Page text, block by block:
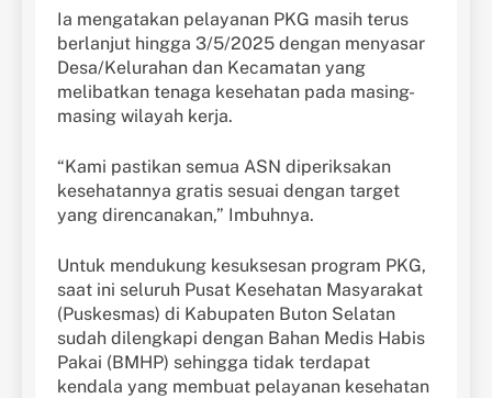
Ia mengatakan pelayanan PKG masih terus
berlanjut hingga 3/5/2025 dengan menyasar
Desa/Kelurahan dan Kecamatan yang
melibatkan tenaga kesehatan pada masing-
masing wilayah kerja.
“Kami pastikan semua ASN diperiksakan
kesehatannya gratis sesuai dengan target
yang direncanakan,” Imbuhnya.
Untuk mendukung kesuksesan program PKG,
saat ini seluruh Pusat Kesehatan Masyarakat
(Puskesmas) di Kabupaten Buton Selatan
sudah dilengkapi dengan Bahan Medis Habis
Pakai (BMHP) sehingga tidak terdapat
kendala yang membuat pelayanan kesehatan